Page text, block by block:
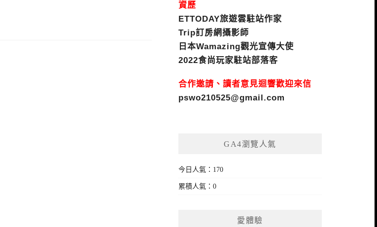
資歷
ETTODAY旅遊雲駐站作家
Trip訂房網攝影師
日本Wamazing觀光宣傳大使
2022食尚玩家駐站部落客
合作邀請、讀者意見迴響歡迎來信
pswo210525@gmail.com
GA4瀏覽人氣
今日人氣：170
累積人氣：0
愛體驗